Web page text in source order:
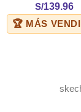
S/139.96
🏆 MÁS